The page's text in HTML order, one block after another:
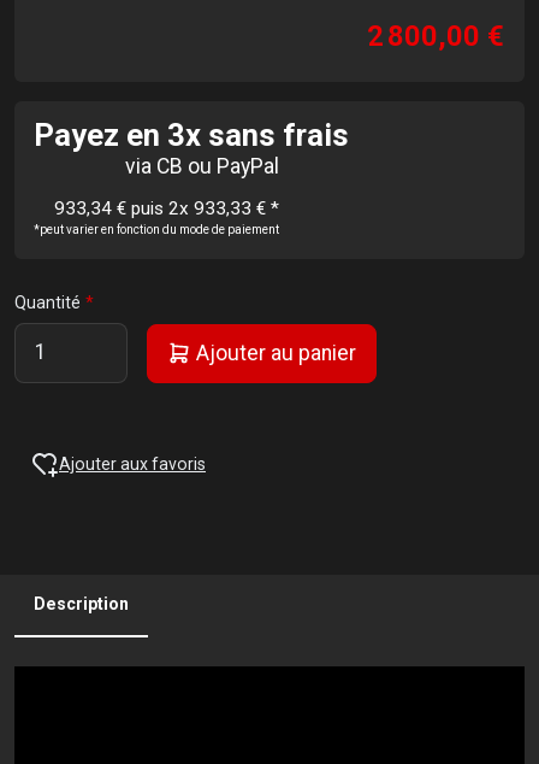
2 800,00 €
Payez en 3x sans frais
via CB ou PayPal
933,34 € puis 2x 933,33 € *
*peut varier en fonction du mode de paiement
Quantité
Ajouter au panier
Ajouter aux favoris
Description